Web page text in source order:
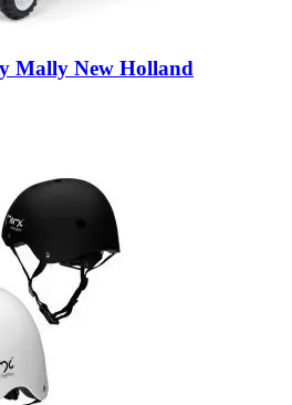
Mally New Holland